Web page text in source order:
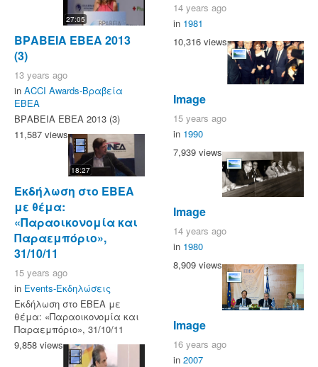
27:05
ΒΡΑΒΕΙΑ ΕΒΕΑ 2013
(3)
13 years ago
in ACCI Awards-Βραβεία
ΕΒΕΑ
ΒΡΑΒΕΙΑ ΕΒΕΑ 2013 (3)
11,587 views
18:27
Εκδήλωση στο ΕΒΕΑ
με θέμα:
«Παραοικονομία και
Παραεμπόριο»,
31/10/11
15 years ago
in Events-Εκδηλώσεις
Εκδήλωση στο ΕΒΕΑ με
θέμα: «Παραοικονομία και
Παραεμπόριο», 31/10/11
9,858 views
14 years ago
in 1981
10,316 views
Image
15 years ago
in 1990
7,939 views
Image
14 years ago
in 1980
8,909 views
Image
16 years ago
in 2007